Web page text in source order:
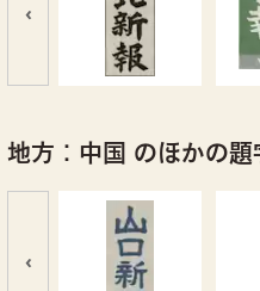
‹
地方：中国 のほかの題
‹